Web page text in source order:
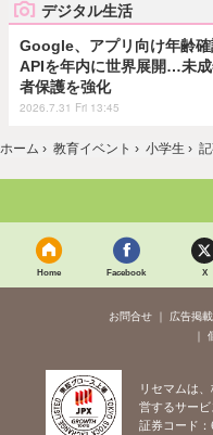
デジタル生活
Google、アプリ向け年齢
APIを年内に世界展開…未
者保護を強化
2026.7.31 Fri 13:45
ホーム › 教育イベント › 小学生 ›
Home Facebook X
お問合せ 広告掲載
リセマムは
営するサービ
証券コード：